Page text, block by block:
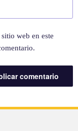
web en este